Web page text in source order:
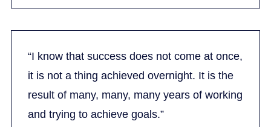
“I know that success does not come at once,
it is not a thing achieved overnight. It is the
result of many, many, many years of working
and trying to achieve goals.”